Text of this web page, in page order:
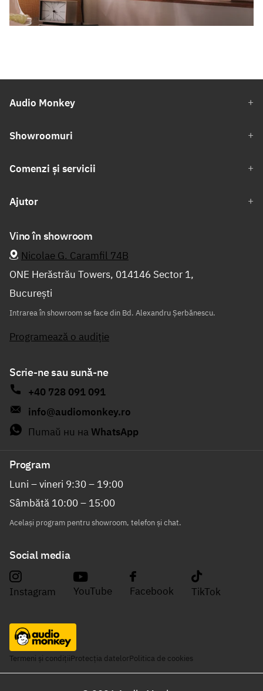
Audio Monkey
Showroomuri
Comenzi și servicii
Ajutor
Vino în showroom
Nicolae G. Caramfil 74B
ONE Herăstrău Towers, 014146 Sector 1,
București
Intrarea în showroom se face din Bd. Alexandru Șerbănescu.
Programează o audiție
Scrie-ne sau sună-ne
+40 728 091 091
info@audiomonkey.ro
Питай ни на WhatsApp
Program
Luni – vineri 9:30 – 19:00
Sâmbătă 10:00 – 15:00
Același program pentru showroom, telefon și chat.
Social media
Instagram YouTube Facebook TikTok
Termeni și condițiiProtecția datelorPolitica de cookies